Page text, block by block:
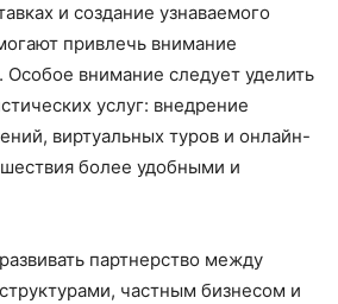
и создание узнаваемого
привлечь внимание
Особое внимание следует уделить
услуг: внедрение
виртуальных туров и онлайн-
более удобными и
партнерство между
частным бизнесом и